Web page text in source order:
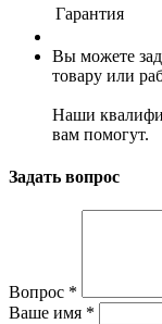
Гарантия
Вы можете
товару или
Наши
вам помогут.
Задать вопрос
Вопрос *
Ваше имя *